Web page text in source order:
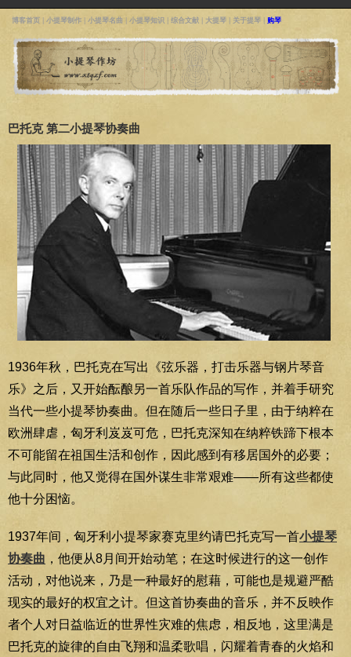
博客首页 小提琴制作 小提琴名曲 小提琴知识 综合文献 大提琴 关于提琴 购琴
巴托克 第二小提琴协奏曲
1936年秋，巴托克在写出《弦乐器，打击乐器与钢片琴音
乐》之后，又开始酝酿另一首乐队作品的写作，并着手研究
当代一些小提琴协奏曲。但在随后一些日子里，由于纳粹在
欧洲肆虐，匈牙利岌岌可危，巴托克深知在纳粹铁蹄下根本
不可能留在祖国生活和创作，因此感到有移居国外的必要；
与此同时，他又觉得在国外谋生非常艰难——所有这些都使
他十分困恼。
1937年间，匈牙利小提琴家赛克里约请巴托克写一首小提琴
协奏曲 ，他便从8月间开始动笔；在这时候进行的这一创作
活动，对他说来，乃是一种最好的慰藉，可能也是规避严酷
现实的最好的权宜之计。但这首协奏曲的音乐，并不反映作
者个人对日益临近的世界性灾难的焦虑，相反地，这里满是
巴托克的旋律的自由飞翔和温柔歌唱，闪耀着青春的火焰和